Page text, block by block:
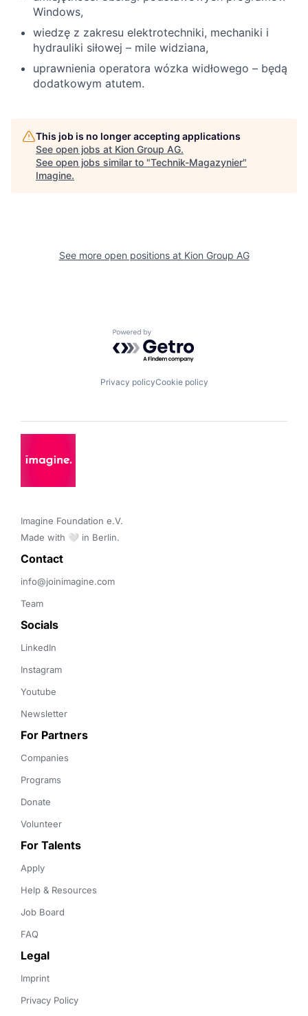
Windows,
wiedzę z zakresu elektrotechniki, mechaniki i
hydrauliki siłowej – mile widziana,
uprawnienia operatora wózka widłowego – będą
dodatkowym atutem.
This job is no longer accepting applications
See open jobs at Kion Group AG.
See open jobs similar to "Technik-Magazynier"
Imagine.
See more open positions at Kion Group AG
Powered by Getro.com
Privacy policyCookie policy
Imagine Foundation e.V.
Made with 🤍 in Berlin.
Contact
info@joinimagine.com
Team
Socials
LinkedIn
Instagram
Youtube
Newsletter
For Partners
Companies
Programs
Donate
Volunteer
For Talents
Apply
Help & Resources
Job Board
FAQ
Legal
Imprint
Privacy Policy